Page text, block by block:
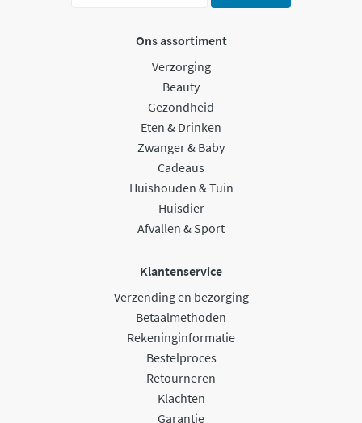
Ons assortiment
Verzorging
Beauty
Gezondheid
Eten & Drinken
Zwanger & Baby
Cadeaus
Huishouden & Tuin
Huisdier
Afvallen & Sport
Klantenservice
Verzending en bezorging
Betaalmethoden
Rekeninginformatie
Bestelproces
Retourneren
Klachten
Garantie